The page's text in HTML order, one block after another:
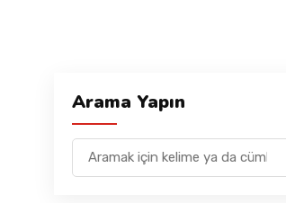
Arama Yapın